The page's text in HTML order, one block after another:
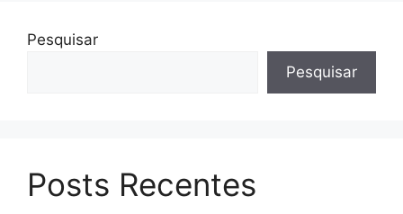
Pesquisar
Pesquisar
Posts Recentes